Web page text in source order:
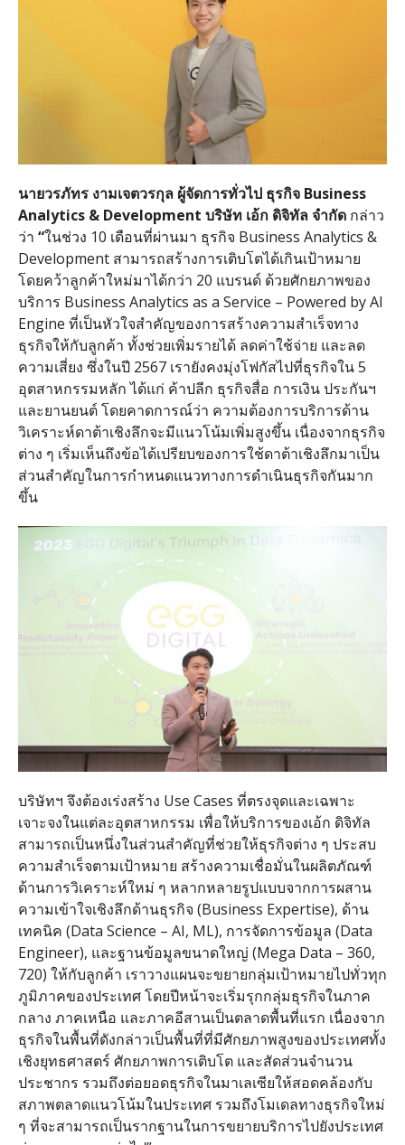
นายวรภัทร งามเจตวรกุล ผู้จัดการทั่วไป ธุรกิจBusiness
Analytics & Development บริษัท เอ้ก ดิจิทัล จำกัดกล่าว
ว่า “ในช่วง 10 เดือนที่ผ่านมา ธุรกิจ Business Analytics &
Development สามารถสร้างการเติบโตได้เกินเป้าหมาย
โดยคว้าลูกค้าใหม่มาได้กว่า 20 แบรนด์ ด้วยศักยภาพของ
บริการ Business Analytics as a Service – Powered by AI
Engine ที่เป็นหัวใจสำคัญของการสร้างความสำเร็จทาง
ธุรกิจให้กับลูกค้า ทั้งช่วยเพิ่มรายได้ ลดค่าใช้จ่าย และลด
ความเสี่ยง ซึ่งในปี2567 เรายังคงมุ่งโฟกัสไปที่ธุรกิจใน5
อุตสาหกรรมหลัก ได้แก่ ค้าปลีก ธุรกิจสื่อ การเงิน ประกันฯ
และยานยนต์ โดยคาดการณ์ว่า ความต้องการบริการด้าน
วิเคราะห์ดาต้าเชิงลึกจะมีแนวโน้มเพิ่มสูงขึ้น เนื่องจากธุรกิจ
ต่าง ๆ เริ่มเห็นถึงข้อได้เปรียบของการใช้ดาต้าเชิงลึกมาเป็น
ส่วนสำคัญในการกำหนดแนวทางการดำเนินธุรกิจกันมาก
ขึ้น
บริษัทฯ จึงต้องเร่งสร้าง Use Cases ที่ตรงจุดและเฉพาะ
เจาะจงในแต่ละอุตสาหกรรม เพื่อให้บริการของเอ้ก ดิจิทัล
สามารถเป็นหนึ่งในส่วนสำคัญที่ช่วยให้ธุรกิจต่าง ๆ ประสบ
ความสำเร็จตามเป้าหมาย สร้างความเชื่อมั่นในผลิตภัณฑ์
ด้านการวิเคราะห์ใหม่ ๆ หลากหลายรูปแบบจากการผสาน
ความเข้าใจเชิงลึกด้านธุรกิจ (Business Expertise), ด้าน
เทคนิค (Data Science – AI, ML), การจัดการข้อมูล (Data
Engineer), และฐานข้อมูลขนาดใหญ่ (Mega Data – 360,
720) ให้กับลูกค้า เราวางแผนจะขยายกลุ่มเป้าหมายไปทั่วทุก
ภูมิภาคของประเทศ โดยปีหน้าจะเริ่มรุกกลุ่มธุรกิจในภาค
กลาง ภาคเหนือ และภาคอีสานเป็นตลาดพื้นที่แรก เนื่องจาก
ธุรกิจในพื้นที่ดังกล่าวเป็นพื้นที่ที่มีศักยภาพสูงของประเทศทั้ง
เชิงยุทธศาสตร์ ศักยภาพการเติบโต และสัดส่วนจำนวน
ประชากร รวมถึงต่อยอดธุรกิจในมาเลเซียให้สอดคล้องกับ
สภาพตลาดแนวโน้มในประเทศ รวมถึงโมเดลทางธุรกิจใหม่
ๆ ที่จะสามารถเป็นรากฐานในการขยายบริการไปยังประเทศ